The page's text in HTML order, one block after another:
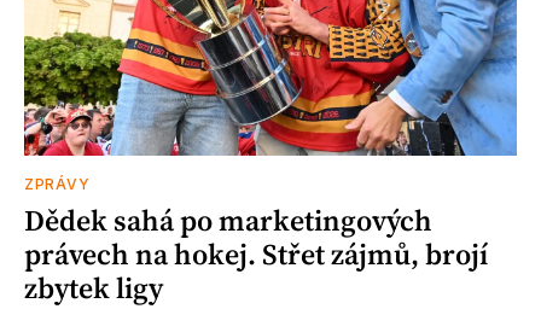
ZPRÁVY
Dědek sahá po marketingových
právech na hokej. Střet zájmů, brojí
zbytek ligy